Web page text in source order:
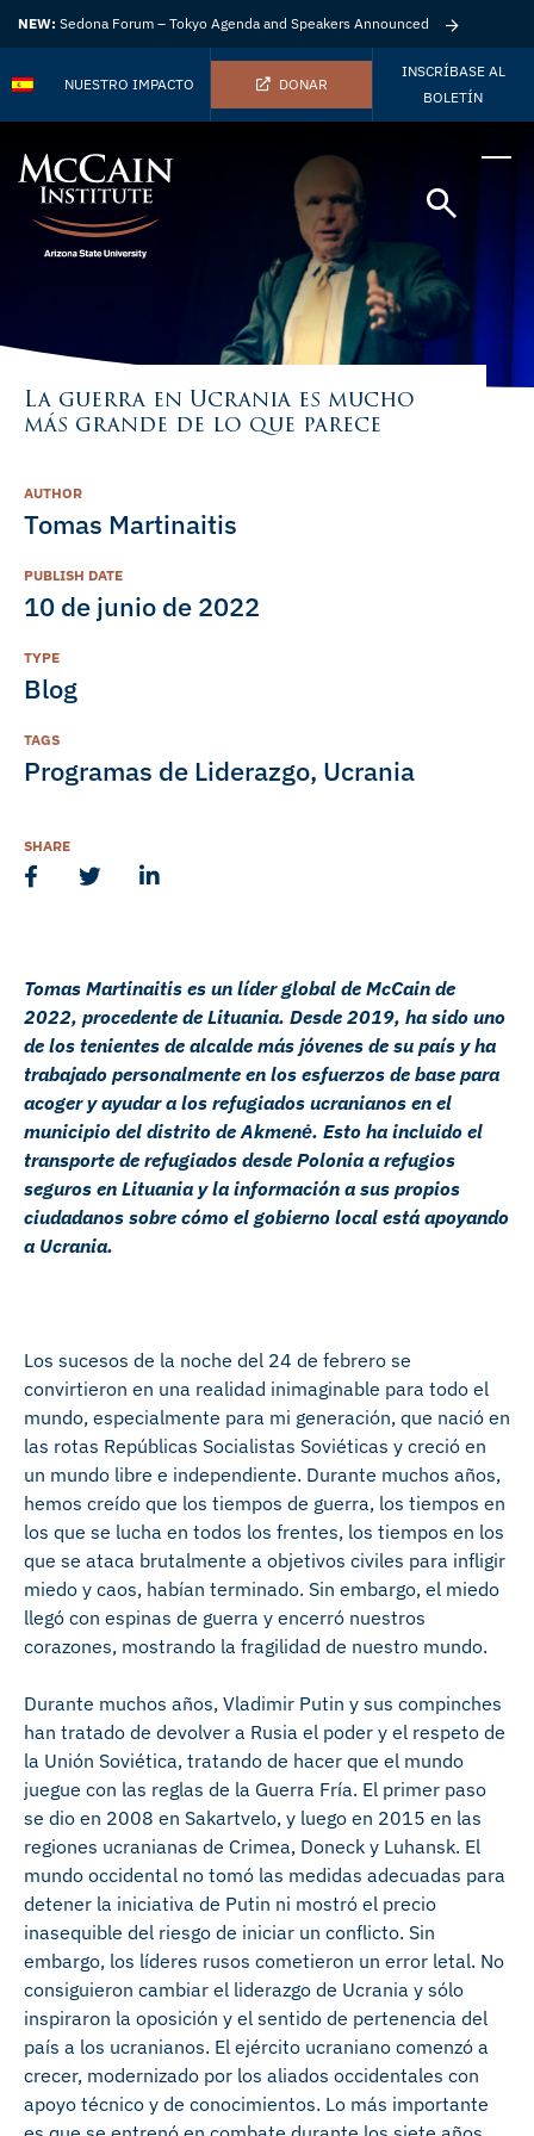
NEW: Sedona Forum – Tokyo Agenda and Speakers Announced
NUESTRO IMPACTO DONAR
INSCRÍBASE AL
BOLETÍN
La guerra en Ucrania es mucho
más grande de lo que parece
Tomas Martinaitis es un líder global de McCain de
2022, procedente de Lituania. Desde 2019, ha sido uno
de los tenientes de alcalde más jóvenes de su país y ha
trabajado personalmente en los esfuerzos de base para
acoger y ayudar a los refugiados ucranianos en el
municipio del distrito de Akmenė. Esto ha incluido el
transporte de refugiados desde Polonia a refugios
seguros en Lituania y la información a sus propios
ciudadanos sobre cómo el gobierno local está apoyando
a Ucrania.
Los sucesos de la noche del 24 de febrero se
convirtieron en una realidad inimaginable para todo el
mundo, especialmente para mi generación, que nació en
las rotas Repúblicas Socialistas Soviéticas y creció en
un mundo libre e independiente. Durante muchos años,
hemos creído que los tiempos de guerra, los tiempos en
los que se lucha en todos los frentes, los tiempos en los
que se ataca brutalmente a objetivos civiles para infligir
miedo y caos, habían terminado. Sin embargo, el miedo
llegó con espinas de guerra y encerró nuestros
corazones, mostrando la fragilidad de nuestro mundo.
Durante muchos años, Vladimir Putin y sus compinches
han tratado de devolver a Rusia el poder y el respeto de
la Unión Soviética, tratando de hacer que el mundo
juegue con las reglas de la Guerra Fría. El primer paso
se dio en 2008 en Sakartvelo, y luego en 2015 en las
regiones ucranianas de Crimea, Doneck y Luhansk. El
mundo occidental no tomó las medidas adecuadas para
detener la iniciativa de Putin ni mostró el precio
inasequible del riesgo de iniciar un conflicto. Sin
embargo, los líderes rusos cometieron un error letal. No
consiguieron cambiar el liderazgo de Ucrania y sólo
inspiraron la oposición y el sentido de pertenencia del
país a los ucranianos. El ejército ucraniano comenzó a
crecer, modernizado por los aliados occidentales con
apoyo técnico y de conocimientos. Lo más importante
AUTHOR
Tomas Martinaitis
PUBLISH DATE
10 de junio de 2022
TYPE
Blog
TAGS
Programas de Liderazgo, Ucrania
SHARE